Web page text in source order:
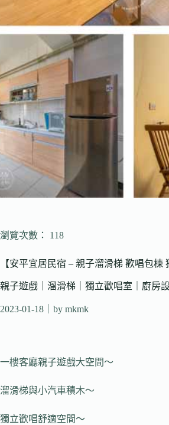
瀏覽次數： 118
【安平宜居民宿 – 親子溜滑梯 歡唱包棟
親子遊戲｜溜滑梯｜獨立歡唱室｜廚房
2023-01-18 ｜by mkmk
一樓客廳親子遊戲大空間～
溜滑梯與小汽車積木～
獨立歡唱舒適空間～